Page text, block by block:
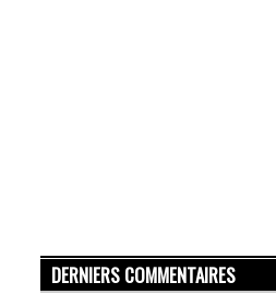
DERNIERS COMMENTAIRES